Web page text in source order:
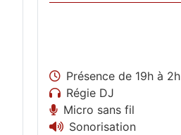
Présence de 19h à 2h
Régie DJ
Micro sans fil
Sonorisation